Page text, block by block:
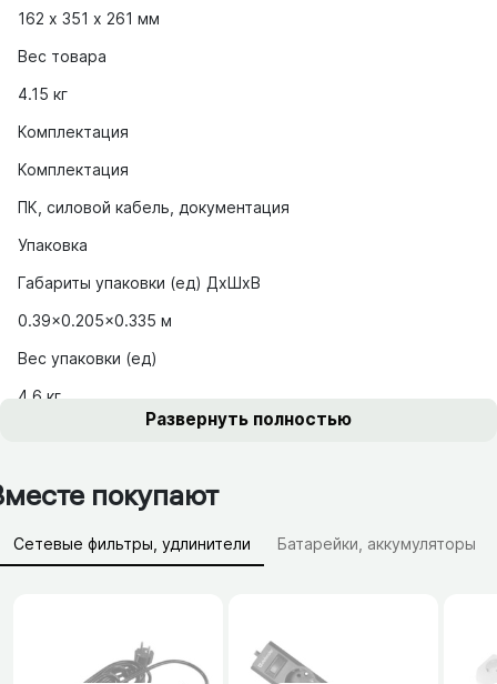
162 х 351 х 261 мм
Вес товара
4.15 кг
Комплектация
Комплектация
ПК, силовой кабель, документация
Упаковка
Габариты упаковки (ед) ДхШхВ
0.39x0.205x0.335 м
Вес упаковки (ед)
4.6 кг
Развернуть полностью
покупают
Сетевые фильтры, удлинители Батарейки, аккумуляторы